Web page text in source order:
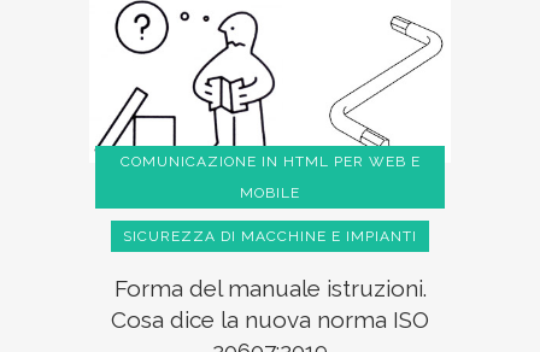
COMUNICAZIONE IN HTML PER WEB E
MOBILE
SICUREZZA DI MACCHINE E IMPIANTI
Forma del manuale istruzioni.
Cosa dice la nuova norma ISO